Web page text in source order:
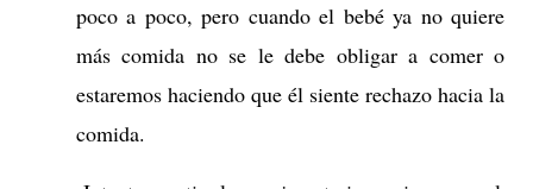
poco a poco, pero cuando el bebé ya no quiere
más comida no se le debe obligar a comer o
estaremos haciendo que él siente rechazo hacia la
comida.